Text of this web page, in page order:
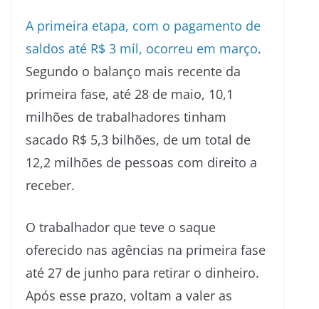
A primeira etapa, com o pagamento de
saldos até R$ 3 mil, ocorreu em março.
Segundo o balanço mais recente da
primeira fase, até 28 de maio, 10,1
milhões de trabalhadores tinham
sacado R$ 5,3 bilhões, de um total de
12,2 milhões de pessoas com direito a
receber.
O trabalhador que teve o saque
oferecido nas agências na primeira fase
até 27 de junho para retirar o dinheiro.
Após esse prazo, voltam a valer as